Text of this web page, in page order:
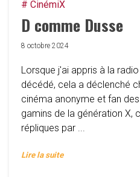
# CinémiX
D comme Dusse
8 octobre 2024
Lorsque j'ai appris à la
décédé, cela a déclenché
cinéma anonyme et fan
gamins de la génération X,
répliques par ...
Lire la suite